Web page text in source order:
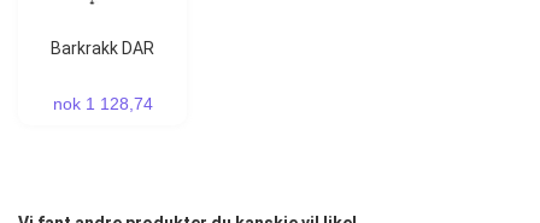
Barkrakk DAR
nok 1 128,74